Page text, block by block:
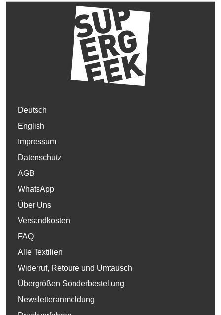
Deutsch
English
Impressum
Datenschutz
AGB
WhatsApp
Über Uns
Versandkosten
FAQ
Alle Textilien
Widerruf, Retoure und Umtausch
Übergrößen Sonderbestellung
Newsletteranmeldung